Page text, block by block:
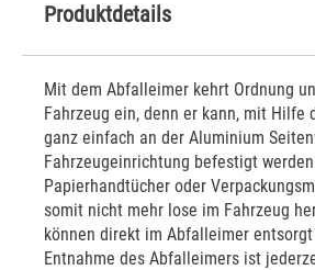
Produktdetails
Mit dem Abfalleimer kehrt Ordnung
Fahrzeug ein, denn er kann, mit Hilfe
ganz einfach an der Aluminium
Fahrzeugeinrichtung befestigt
Papierhandtücher oder
somit nicht mehr lose im Fahrzeug
können direkt im Abfalleimer entsorgt
Entnahme des Abfalleimers ist